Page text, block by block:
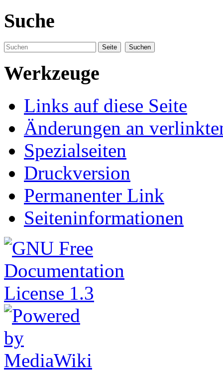
Suche
Werkzeuge
Links auf diese Seite
Änderungen an
Spezialseiten
Druckversion
Permanenter Link
Seiteninformationen